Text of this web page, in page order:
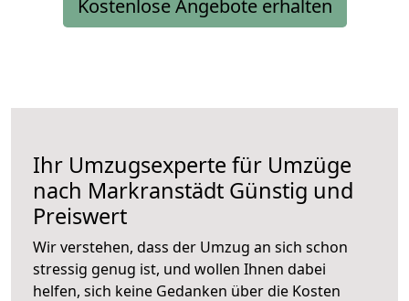
Kostenlose Angebote erhalten
Ihr Umzugsexperte für Umzüge
nach Markranstädt Günstig und
Preiswert
Wir verstehen, dass der Umzug an sich schon
stressig genug ist, und wollen Ihnen dabei
helfen, sich keine Gedanken über die Kosten